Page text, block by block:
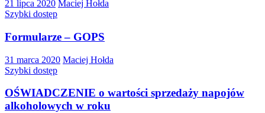
21 lipca 2020 Maciej Hołda
Szybki dostęp
Formularze – GOPS
31 marca 2020 Maciej Hołda
Szybki dostęp
OŚWIADCZENIE o wartości sprzedaży napojów
alkoholowych w roku